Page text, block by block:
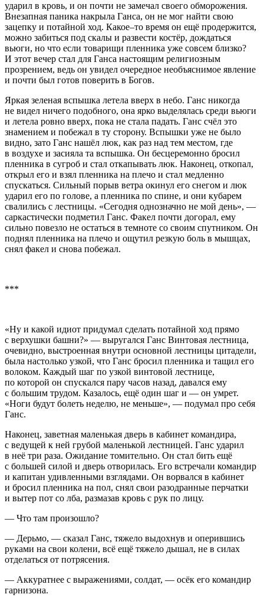
ударил в кровь, и он почти не замечал своего обморожения.
Внезапная паника накрыла Ганса, он не мог найти свою
зацепку и потайной ход. Какое–то время он ещё продержится,
можно забиться под скалы и развести костёр, дождаться
вьюги, но что если товарищи пленника уже совсем близко?
И этот вечер стал для Ганса настоящим религиозным
прозрением, ведь он увидел очередное необъяснимое явление
и почти был готов поверить в Богов.
Яркая зеленая вспышка летела вверх в небо. Ганс никогда
не видел ничего подобного, она ярко выделялась среди вьюги
и летела ровно вверх, пока не стала падать. Ганс счёл это
знамением и побежал в ту сторону. Вспышки уже не было
видно, зато Ганс нашёл люк, как раз над тем местом, где
в воздухе и засияла та вспышка. Он бесцеремонно бросил
пленника в сугроб и стал откапывать люк. Наконец, откопал,
открыл его и взял пленника на плечо и стал медленно
спускаться. Сильный порыв ветра окинул его снегом и люк
ударил его по голове, а пленника по спине, и они кубарем
свалились с лестницы. «Сегодня однозначно не мой день», —
саркастически подметил Ганс. Факел почти догорал, ему
сильно повезло не остаться в темноте со своим спутником. Он
поднял пленника на плечо и ощутил резкую боль в мышцах,
снял факел и снова побежал.
***
«Ну и какой идиот придумал сделать потайной ход прямо
с верхушки башни?» — выругался Ганс Винтовая лестница,
очевидно, выстроенная внутри основной лестницы цитадели,
была настолько узкой, что Ганс бросил пленника и тащил его
волоком. Каждый шаг по узкой винтовой лестнице,
по которой он спускался пару часов назад, давался ему
с большим трудом. Казалось, ещё один шаг и — он умрет.
«Ноги будут болеть неделю, не меньше», — подумал про себя
Ганс.
Наконец, заветная маленькая дверь в кабинет командира,
с ведущей к ней грубой маленькой лестницей. Ганс ударил
в неё три раза. Ожидание томительно. Он стал бить ещё
с большей силой и дверь отворилась. Его встречали командир
и капитан удивленными взглядами. Он ворвался в кабинет
и бросил пленника на пол, снял свои разодранные перчатки
и вытер пот со лба, размазав кровь с рук по лицу.
— Что там произошло?
— Дерьмо, — сказал Ганс, тяжело выдохнув и оперившись
руками на свои колени, всё ещё тяжело дышал, не в силах
отделаться от потрясения.
— Аккуратнее с выражениями, солдат, — осёк его командир
гарнизона.